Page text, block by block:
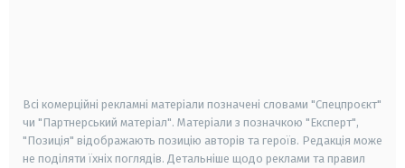
Всі комерційні рекламні матеріали позначені словами "Спецпроєкт"
чи "Партнерський матеріал". Матеріали з позначкою "Експерт",
"Позиція" відображають позицію авторів та героїв. Редакція може
не поділяти їхніх поглядів. Детальніше щодо реклами та правил